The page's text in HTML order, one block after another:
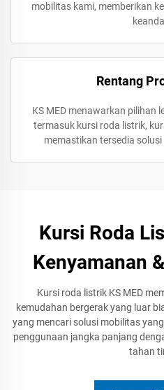
mobilitas kami, memberikan
Rentang
KS MED menawarkan pilihan
termasuk kursi roda listrik,
memastikan tersedia
Kursi Roda
Kenyamanan
Kursi roda listrik KS MED
kemudahan bergerak yang luar
yang mencari solusi mobilitas
penggunaan jangka panjang
tahan